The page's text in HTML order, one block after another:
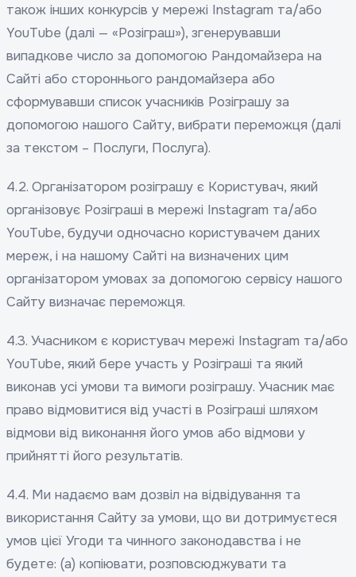
також інших конкурсів у мережі Instagram та/або
YouTube (далі — «Розіграш»), згенерувавши
випадкове число за допомогою Рандомайзера на
Сайті або стороннього рандомайзера або
сформувавши список учасників Розіграшу за
допомогою нашого Сайту, вибрати переможця (далі
за текстом – Послуги, Послуга).
4.2. Організатором розіграшу є Користувач, який
організовує Розіграші в мережі Instagram та/або
YouTube, будучи одночасно користувачем даних
мереж, і на нашому Сайті на визначених цим
організатором умовах за допомогою сервісу нашого
Сайту визначає переможця.
4.3. Учасником є ​​користувач мережі Instagram та/або
YouTube, який бере участь у Розіграші та який
виконав усі умови та вимоги розіграшу. Учасник має
право відмовитися від участі в Розіграші шляхом
відмови від виконання його умов або відмови у
прийнятті його результатів.
4.4. Ми надаємо вам дозвіл на відвідування та
використання Сайту за умови, що ви дотримуєтеся
умов цієї Угоди та чинного законодавства і не
будете: (а) копіювати, розповсюджувати та